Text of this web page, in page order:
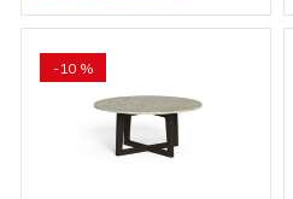
-10 %